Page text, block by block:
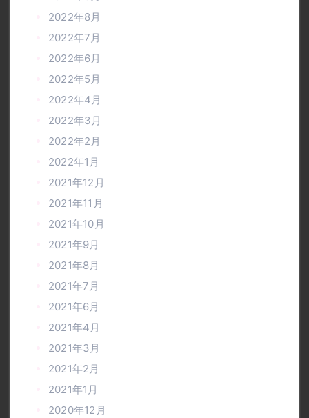
2022年8月
2022年7月
2022年6月
2022年5月
2022年4月
2022年3月
2022年2月
2022年1月
2021年12月
2021年11月
2021年10月
2021年9月
2021年8月
2021年7月
2021年6月
2021年4月
2021年3月
2021年2月
2021年1月
2020年12月